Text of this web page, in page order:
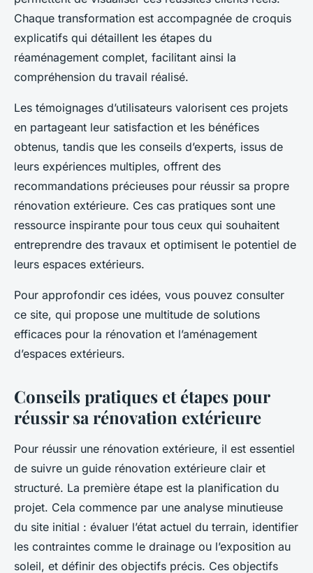
Chaque transformation est accompagnée de croquis
explicatifs qui détaillent les étapes du
réaménagement complet, facilitant ainsi la
compréhension du travail réalisé.
Les témoignages d’utilisateurs valorisent ces projets
en partageant leur satisfaction et les bénéfices
obtenus, tandis que les conseils d’experts, issus de
leurs expériences multiples, offrent des
recommandations précieuses pour réussir sa propre
rénovation extérieure. Ces cas pratiques sont une
ressource inspirante pour tous ceux qui souhaitent
entreprendre des travaux et optimisent le potentiel de
leurs espaces extérieurs.
Pour approfondir ces idées, vous pouvez consulter
ce site, qui propose une multitude de solutions
efficaces pour la rénovation et l’aménagement
d’espaces extérieurs.
Conseils pratiques et étapes pour
réussir sa rénovation extérieure
Pour réussir une rénovation extérieure, il est essentiel
de suivre un guide rénovation extérieure clair et
structuré. La première étape est la planification du
projet. Cela commence par une analyse minutieuse
du site initial : évaluer l’état actuel du terrain, identifier
les contraintes comme le drainage ou l’exposition au
soleil, et définir des objectifs précis. Ces objectifs